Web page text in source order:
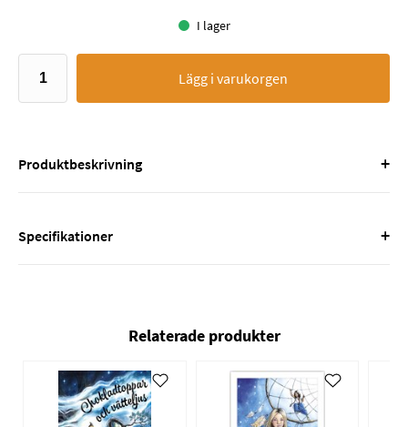
I lager
Lägg i varukorgen
Produktbeskrivning +
Specifikationer +
Relaterade produkter